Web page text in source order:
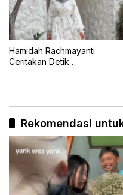
Hamidah Rachmayanti
Ceritakan Detik
Rekomendasi